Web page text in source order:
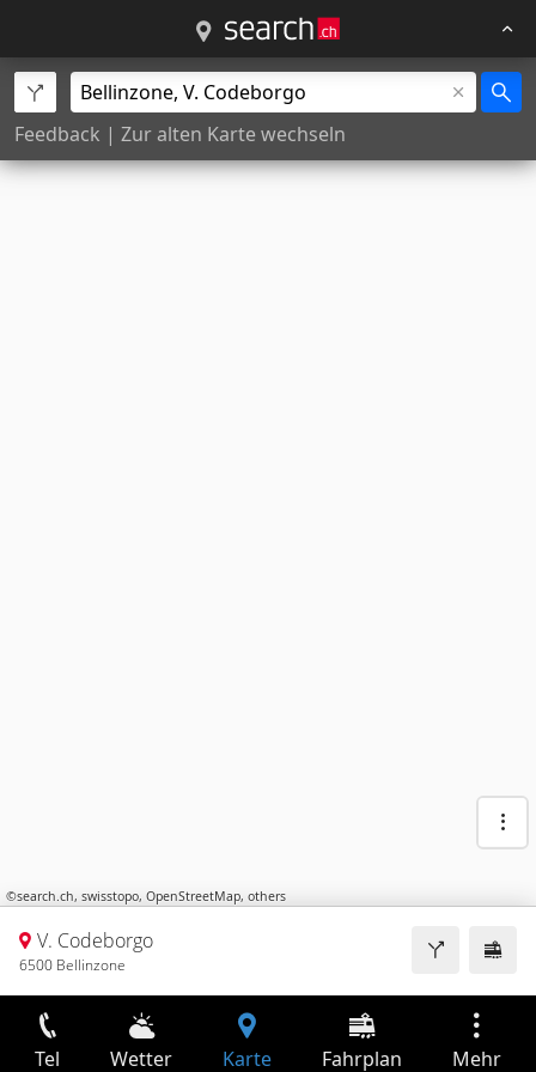
Feedback | Zur alten Karte wechseln
©search.ch, swisstopo, OpenStreetMap, others
V. Codeborgo
6500 Bellinzone
Tel Wetter Karte Fahrplan Mehr